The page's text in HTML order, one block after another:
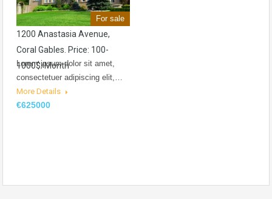
For sale
1200 Anastasia Avenue,
Coral Gables. Price: 100-
1000$/month
Lorem ipsum dolor sit amet,
consectetuer adipiscing elit,…
More Details
€625000